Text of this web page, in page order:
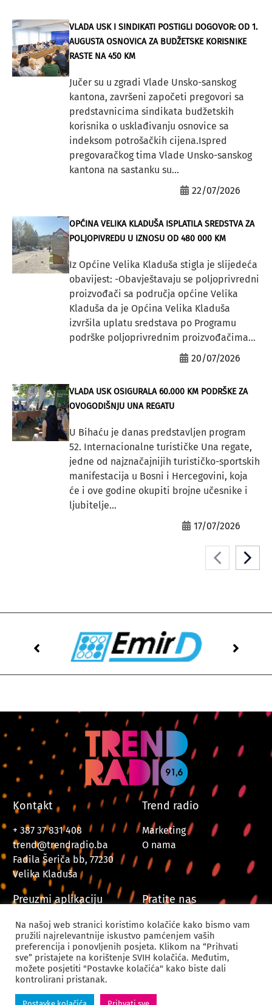
VLADA USK I SINDIKATI POSTIGLI DOGOVOR: OD 1.
AUGUSTA OSNOVICA ZA BUDŽETSKE KORISNIKE
RASTE NA 450 KM
Jučer su u zgradi Vlade Unsko-sanskog
kantona, završeni započeti pregovori sa
predstavnicima sindikata budžetskih
korisnika o usklađivanju osnovice sa
indeksom potrošačkih cijena.Ispred
pregovaračkog tima Vlade Unsko-sanskog
kantona na sastanku su...
22/07/2026
OPĆINA VELIKA KLADUŠA ISPLATILA SREDSTVA ZA
POLJOPIVREDU U IZNOSU OD 480 000 KM
Iz Općine Velika Kladuša stigla je slijedeća
obavijest: -Obavještavaju se poljoprivredni
proizvođači sa područja općine Velika
Kladuša da je Općina Velika Kladuša
izvršila uplatu sredstava po Programu
podrške poljoprivrednim proizvođačima...
20/07/2026
VLADA USK OSIGURALA 60.000 KM PODRŠKE ZA
OVOGODIŠNJU UNA REGATU
U Bihaću je danas predstavljen program
52. Internacionalne turističke Una regate,
jedne od najznačajnijih turističko-sportskih
manifestacija u Bosni i Hercegovini, koja
će i ove godine okupiti brojne učesnike i
ljubitelje...
17/07/2026
Kontakt
+ 387 37 831 408
trend@trendradio.ba
Fadila Šeriča bb, 77230
Velika Kladuša
Trend radio
Marketing
O nama
Preuzmi aplikaciju Pratite nas
© 2024. Trend Radio Velika Kladuša. Sva prava zadržana.
Na našoj web stranici koristimo kolačiće kako bismo vam
pružili najrelevantnije iskustvo pamćenjem vaših
preferencija i ponovljenih posjeta. Klikom na “Prihvati
sve” pristajete na korištenje SVIH kolačića. Međutim,
možete posjetiti "Postavke kolačića" kako biste dali
kontrolirani pristanak.